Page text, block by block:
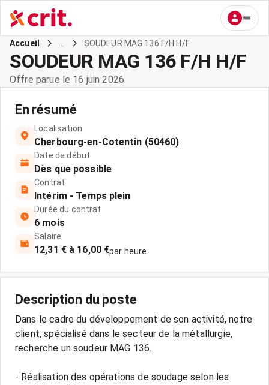
Accueil SOUDEUR MAG 136 F/H H/F
SOUDEUR MAG 136 F/H H/F
Offre parue le 16 juin 2026
En résumé
Localisation
Cherbourg-en-Cotentin (50460)
Date de début
Dès que possible
Contrat
Intérim - Temps plein
Durée du contrat
6 mois
Salaire
12,31 € à 16,00 €par heure
Description du poste
Dans le cadre du développement de son activité, notre
client, spécialisé dans le secteur de la métallurgie,
recherche un soudeur MAG 136.
- Réalisation des opérations de soudage selon les